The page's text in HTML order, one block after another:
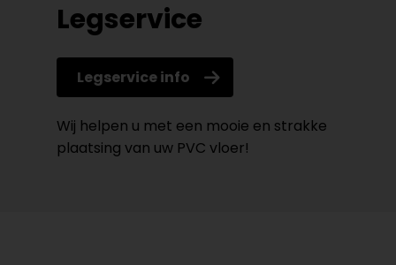
Legservice
Legservice info
Wij helpen u met een mooie en strakke
plaatsing van uw PVC vloer!